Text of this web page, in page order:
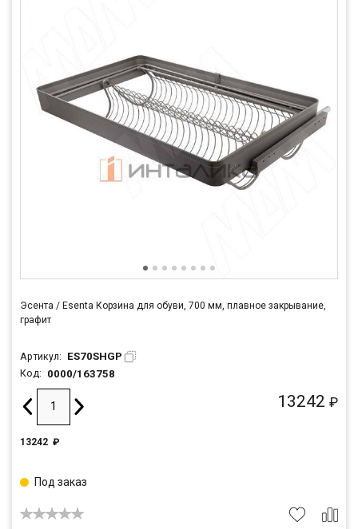
Эсента / Esenta Корзина для обуви, 700 мм, плавное закрывание,
графит
Артикул: ES70SHGP
Код: 0000/163758
13242 ₽
13242 ₽
Под заказ